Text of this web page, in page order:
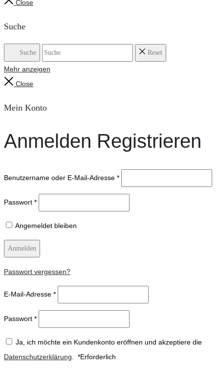
Close
Suche
Suche Reset
Mehr anzeigen
Close
Mein Konto
Anmelden Registrieren
Benutzername oder E-Mail-Adresse *
Passwort *
Angemeldet bleiben
Anmelden
Passwort vergessen?
E-Mail-Adresse *
Passwort *
Ja, ich möchte ein Kundenkonto eröffnen und akzeptiere die
Datenschutzerklärung
*Erforderlich